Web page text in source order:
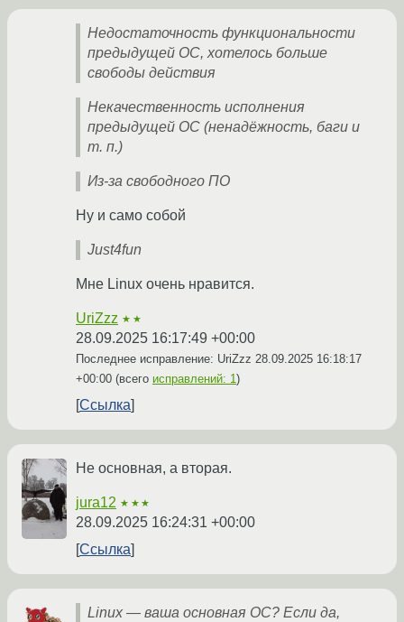
Недостаточность функциональности
предыдущей ОС, хотелось больше
свободы действия
Некачественноcть исполнения
предыдущей ОС (ненадёжность, баги и
т. п.)
Из-за свободного ПО
Ну и само собой
Just4fun
Мне Linux очень нравится.
UriZzz ★★
28.09.2025 16:17:49 +00:00
Последнее исправление: UriZzz 28.09.2025 16:18:17
+00:00 (всего исправлений: 1)
Ссылка
Не основная, а вторая.
jura12 ★★★
28.09.2025 16:24:31 +00:00
Ссылка
Linux — ваша основная ОС? Если да,